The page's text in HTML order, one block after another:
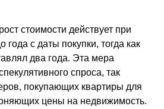
стоимости действует при
года с даты покупки, тогда как
два года. Эта мера
спроса, так
покупающих квартиры для
цены на недвижимость.